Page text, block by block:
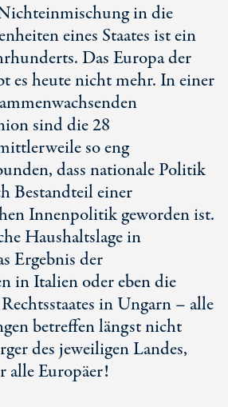
in die
eines Staates ist ein
Das Europa der
es heute nicht mehr. In einer
sind die 28
so eng
dass nationale Politik
Bestandteil einer
Innenpolitik geworden ist.
Haushaltslage in
Ergebnis der
in Italien oder eben die
in Ungarn – alle
betreffen längst nicht
des jeweiligen Landes,
alle Europäer!